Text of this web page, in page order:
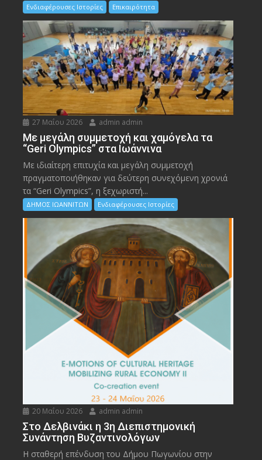
Ενδιαφέρουσες Ιστορίες Επικαιρότητα
27 Μαΐου 2026 admin admin
Με μεγάλη συμμετοχή και χαμόγελα τα
“Geri Olympics” στα Ιωάννινα
Με ιδιαίτερη επιτυχία και μεγάλη συμμετοχή
πραγματοποιήθηκαν για δεύτερη συνεχόμενη χρονιά
τα “Geri Olympics”, η ξεχωριστή...
ΔΗΜΟΣ ΙΩΑΝΝΙΤΩΝ Ενδιαφέρουσες Ιστορίες
20 Μαΐου 2026 admin admin
Στο Δελβινάκι η 3η Διεπιστημονική
Συνάντηση Βυζαντινολόγων
Η σταθερή επένδυση του Δήμου Πωγωνίου στην